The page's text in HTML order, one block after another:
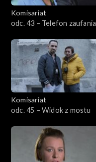
Komisariat
odc. 43 – Telefon zaufania
Komisariat
odc. 45 – Widok z mostu